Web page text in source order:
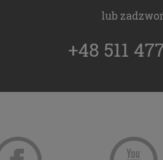
lub
+48 511
Klikając przycisk „przejdź do
Europejskiego i Rady (UE)
dyrektywy 95/46/WE (określane
będzie w identycznym